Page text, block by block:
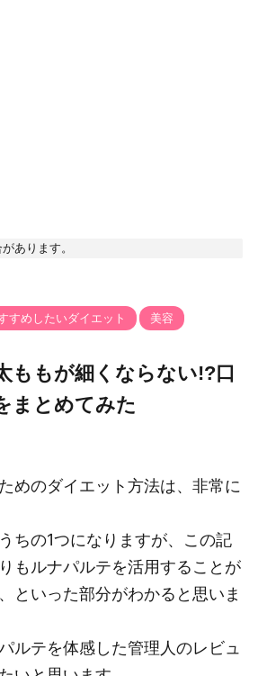
あります。
すめしたいダイエット 美容
ももが細くならない!?口
まとめてみた
めのダイエット方法は、非常に
ちの1つになりますが、この記
もルナパルテを活用することが
といった部分がわかると思いま
ルテを体感した管理人のレビュ